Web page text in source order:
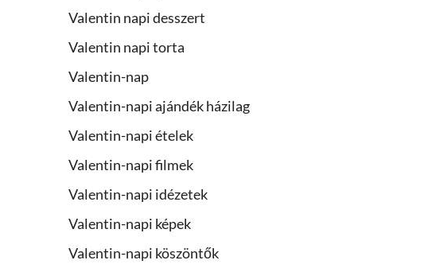
Valentin napi desszert
Valentin napi torta
Valentin-nap
Valentin-napi ajándék házilag
Valentin-napi ételek
Valentin-napi filmek
Valentin-napi idézetek
Valentin-napi képek
Valentin-napi köszöntők